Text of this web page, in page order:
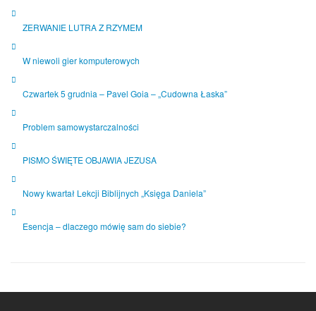
ZERWANIE LUTRA Z RZYMEM
W niewoli gier komputerowych
Czwartek 5 grudnia – Pavel Goia – „Cudowna Łaska”
Problem samowystarczalności
PISMO ŚWIĘTE OBJAWIA JEZUSA
Nowy kwartał Lekcji Biblijnych „Księga Daniela”
Esencja – dlaczego mówię sam do siebie?